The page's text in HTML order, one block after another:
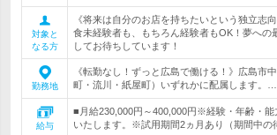
対象と
なる方
《将来は自分のお店を持ちたいという独立志
食未経験者も、もちろん経験者もOK！夢への
してお待ちしています！
勤務地
《転勤なし！ずっと広島で働ける！》広島市
町・流川・紙屋町）いずれかに配属します。…
給与
■月給230,000円～400,000円※経験・年齢・能
いたします。※試用期間2ヵ月あり（期間中の